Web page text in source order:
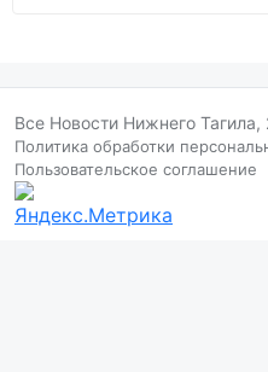
Все Новости Нижнего Тагила,
Политика обработки
Пользовательское соглашение